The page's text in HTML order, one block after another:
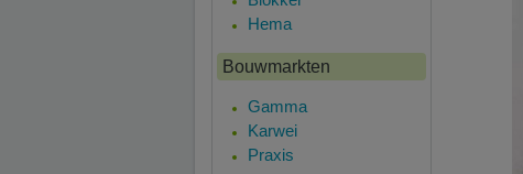
Hema
Bouwmarkten
Gamma
Karwei
Praxis